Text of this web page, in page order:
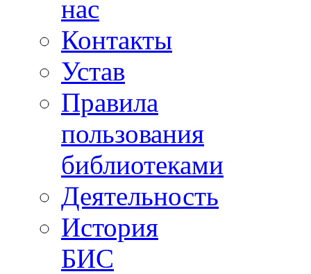
нас
Контакты
Устав
Правила
пользования
библиотеками
Деятельность
История
БИС